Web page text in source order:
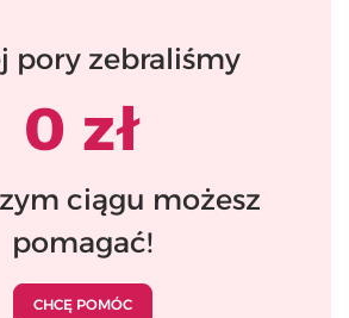
pory zebraliśmy
0 zł
ciągu możesz
pomagać!
CHCĘ POMÓC